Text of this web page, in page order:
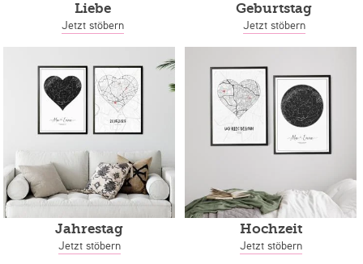
Liebe
Jetzt stöbern
Geburtstag
Jetzt stöbern
Jahrestag
Jetzt stöbern
Hochzeit
Jetzt stöbern